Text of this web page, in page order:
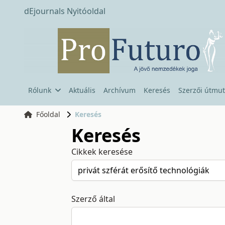
dEjournals Nyitóoldal
Rólunk Aktuális Archívum Keresés Szerzői
Főoldal Keresés
Keresés
Cikkek keresése
Szerző által